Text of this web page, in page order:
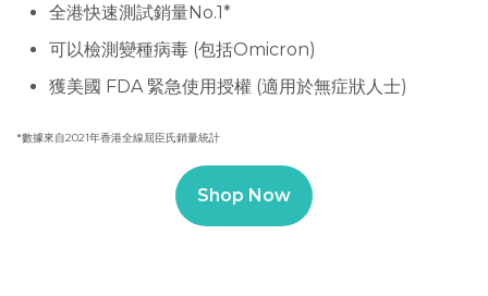
全港快速測試銷量No.1*
可以檢測變種病毒 (包括Omicron)
獲美國 FDA 緊急使用授權 (適用於無症狀人士)
*數據來自2021年香港全線屈臣氏銷量統計
Shop Now